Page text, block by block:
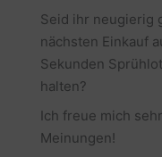
Seid ihr neugierig
nächsten Einkauf
Sekunden
halten?
Ich freue mich
Meinungen!